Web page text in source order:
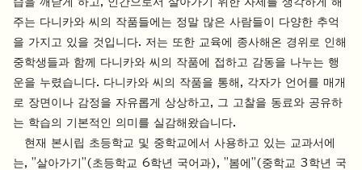
주는 다니카와 씨의 작품들에는 정말 많은 사람들이 다양한 추억
을 가지고 있을 것입니다. 저는 또한 교육에 종사해온 경위로 인해
중학생들과 함께 다니카와 씨의 작품에 접하고 감동을 나누는 행
운을 누렸습니다. 다니카와 씨의 작품을 통해, 각자가 언어를 매개
로 장면이나 감정을 자유롭게 상상하고, 그 고찰을 동료와 공유하
는 학습의 기본적인 의미를 실감해왔습니다.
현재 본시립 초등학교 및 중학교에서 사용하고 있는 교과서에
는, "살아가기"(초등학교 6학년 국어과), "봄에"(중학교 3학년 국